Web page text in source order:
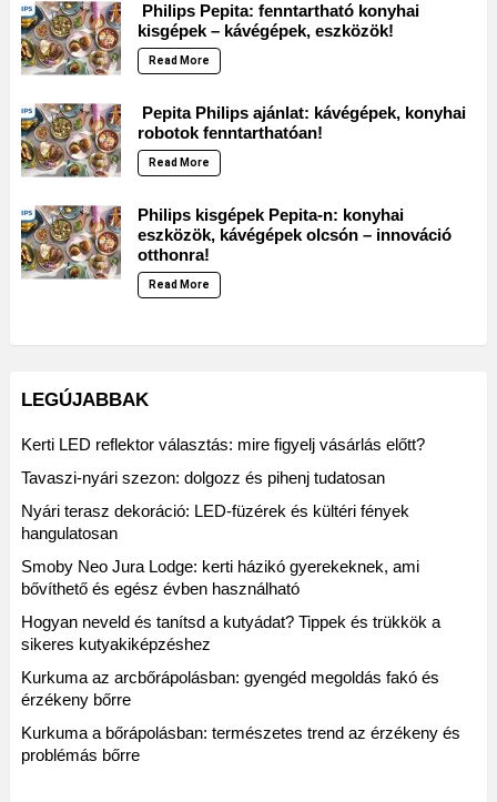
Philips Pepita: fenntartható konyhai
kisgépek – kávégépek, eszközök!
Read More
Pepita Philips ajánlat: kávégépek, konyhai
robotok fenntarthatóan!
Read More
Philips kisgépek Pepita-n: konyhai
eszközök, kávégépek olcsón – innováció
otthonra!
Read More
LEGÚJABBAK
Kerti LED reflektor választás: mire figyelj vásárlás előtt?
Tavaszi-nyári szezon: dolgozz és pihenj tudatosan
Nyári terasz dekoráció: LED-füzérek és kültéri fények
hangulatosan
Smoby Neo Jura Lodge: kerti házikó gyerekeknek, ami
bővíthető és egész évben használható
Hogyan neveld és tanítsd a kutyádat? Tippek és trükkök a
sikeres kutyakiképzéshez
Kurkuma az arcbőrápolásban: gyengéd megoldás fakó és
érzékeny bőrre
Kurkuma a bőrápolásban: természetes trend az érzékeny és
problémás bőrre